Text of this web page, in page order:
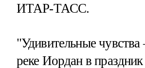
ИТАР-ТАСС.
"Удивительные чувства
реке Иордан в праздник